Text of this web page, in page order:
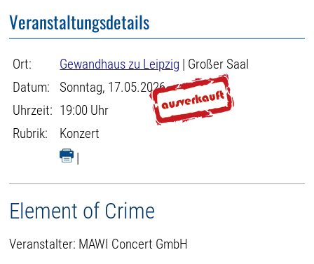
Veranstaltungsdetails
Ort: Gewandhaus zu Leipzig | Großer Saal
Datum:
Sonntag, 17.05.2026
Uhrzeit: 19:00 Uhr
Rubrik:
Konzert
|
Element of Crime
Veranstalter: MAWI Concert GmbH